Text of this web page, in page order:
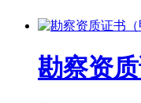
勘察资质